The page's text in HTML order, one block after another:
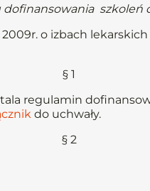
szkoleń
o izbach lekarskich
§ 1
regulamin
do uchwały.
§ 2